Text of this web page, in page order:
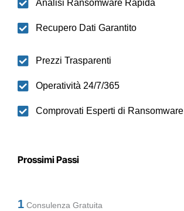
Analisi Ransomware Rapida
Recupero Dati Garantito
Prezzi Trasparenti
Operatività 24/7/365
Comprovati Esperti di Ransomware
Prossimi Passi
1 Consulenza Gratuita